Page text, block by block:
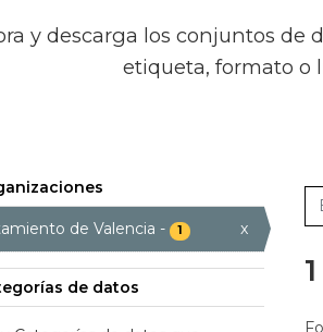
y descarga los conjuntos de
etiqueta, formato o
de Valencia - 1 x
de datos